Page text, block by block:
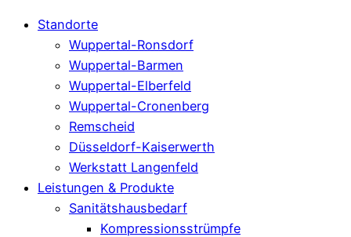
Standorte
Wuppertal-Ronsdorf
Wuppertal-Barmen
Wuppertal-Elberfeld
Wuppertal-Cronenberg
Remscheid
Düsseldorf-Kaiserwerth
Werkstatt Langenfeld
Leistungen & Produkte
Sanitätshausbedarf
Kompressionsstrümpfe